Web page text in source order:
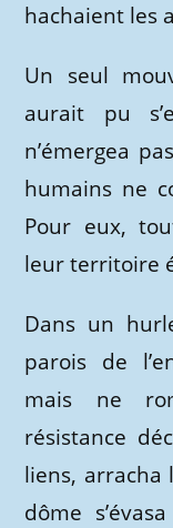
hachaient les
Un seul
aurait pu
n’émergea
humains ne
Pour eux,
leur territoire
Dans un
parois de
mais ne
résistance
liens, arracha
dôme